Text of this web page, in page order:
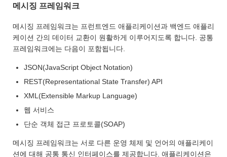
메시징 프레임워크
메시징 프레임워크는 프런트엔드 애플리케이션과 백엔드 애플리
케이션 간의 데이터 교환이 원활하게 이루어지도록 합니다. 공통
프레임워크에는 다음이 포함됩니다.
JSON(JavaScript Object Notation)
REST(Representational State Transfer) API
XML(Extensible Markup Language)
웹 서비스
단순 객체 접근 프로토콜(SOAP)
메시징 프레임워크는 서로 다른 운영 체제 및 언어의 애플리케이
션에 대해 공통 통신 인터페이스를 제공합니다. 애플리케이션은